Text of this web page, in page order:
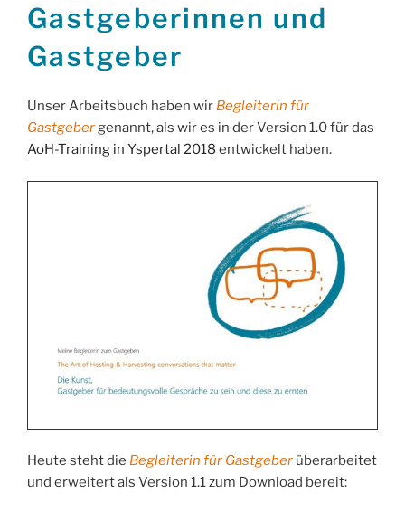
Gastgeberinnen und
Gastgeber
Unser Arbeitsbuch haben wir Begleiterin für
Gastgebergenannt, als wir es in der Version 1.0 für das
AoH-Training in Yspertal 2018 entwickelt haben.
Heute steht die Begleiterin für Gastgeber überarbeitet
und erweitert als Version 1.1 zum Download bereit: